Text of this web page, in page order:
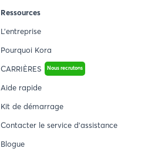
Ressources
L'entreprise
Pourquoi Kora
CARRIÈRES
Nous recrutons
Aide rapide
Kit de démarrage
Contacter le service d'assistance
Blogue